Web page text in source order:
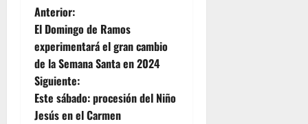
N
a
v
e
Anterior:
El Domingo de Ramos
experimentará el gran cambio
de la Semana Santa en 2024
Siguiente:
Este sábado: procesión del Niño
Jesús en el Carmen